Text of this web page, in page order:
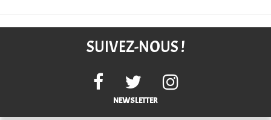
SUIVEZ-NOUS !
NEWSLETTER